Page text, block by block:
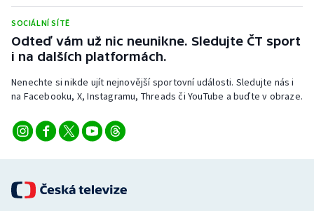
Short track
Sportovní střelba
Stolní tenis
Veslování
SOCIÁLNÍ SÍTĚ
Odteď vám už nic neunikne. Sledujte ČT sport
i na dalších platformách.
Nenechte si nikde ujít nejnovější sportovní události. Sledujte nás i
na Facebooku, X, Instagramu, Threads či YouTube a buďte v obraze.